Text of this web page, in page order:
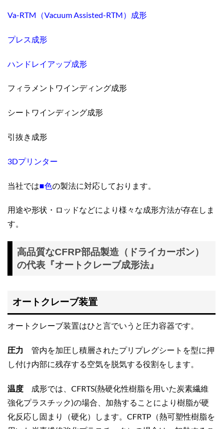
Va-RTM（Vacuum Assisted-RTM）成形
プレス成形
ハンドレイアップ成形
フィラメントワインディング成形
シートワインディング成形
引抜き成形
3Dプリンター
当社では■色の製法に対応しております。
用途や形状・ロッドなどにより様々な成形方法が存在しま
す。
高品質なCFRP部品製造（ドライカーボン）
の代表『オートクレーブ成形法』
オートクレーブ装置
オートクレーブ装置はひと言でいうと圧力容器です。
圧力 管内を加圧し積層されたプリプレグシートを型に押
し付け内部に残存する空気を脱気する役割をします。
温度 成形では、CFRTS(熱硬化性樹脂を用いた炭素繊維
強化プラスチック)の場合、加熱することにより樹脂が硬
化反応し固まり（硬化）します。CFRTP（熱可塑性樹脂を